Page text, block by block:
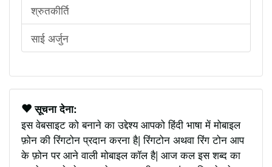
श्रुतकीर्ति
साई अर्जुन
सूचना देना:
इस वेबसाइट को बनाने का उद्देश्य आपको हिंदी भाषा में मोबाइल
फ़ोन की रिंगटोन प्रदान करना है| रिंगटोन अथवा रिंग टोन आप
के फ़ोन पर आने वाली मोबाइल कॉल है| आज कल इस शब्द का